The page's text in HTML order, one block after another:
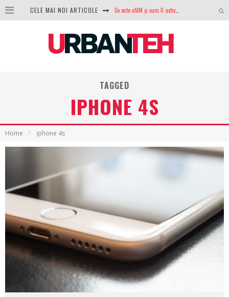
CELE MAI NOI ARTICOLE
100 GB de internet mobil gratuit de la Orange. Fără contract, fără acte și fără obligații
TAGGED
IPHONE 4S
Home iphone 4s